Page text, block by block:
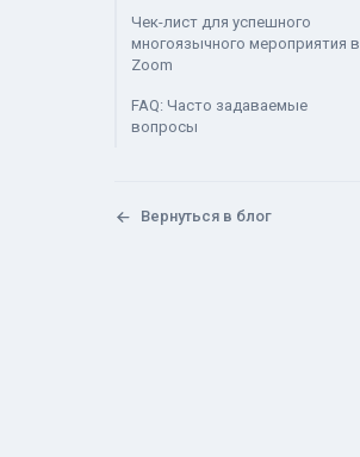
Чек-лист для успешного
многоязычного мероприятия в
Zoom
FAQ: Часто задаваемые
вопросы
Вернуться в блог